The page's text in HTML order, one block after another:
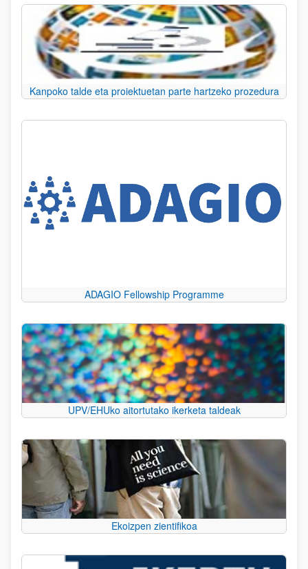
Kanpoko talde eta proiektuetan parte hartzeko prozedura
ADAGIO Fellowship Programme
UPV/EHUko aitortutako ikerketa taldeak
Ekoizpen zientifikoa